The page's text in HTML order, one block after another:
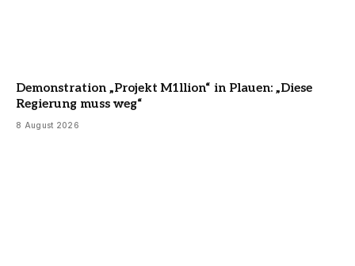
Demonstration „Projekt M1llion“ in Plauen: „Diese
Regierung muss weg“
8 August 2026